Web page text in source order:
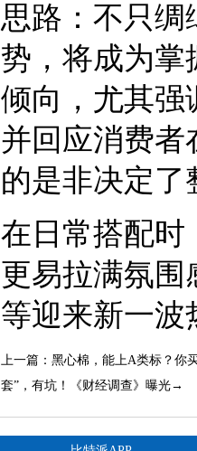
思路：不只绸
势，将成为掌
倾向，尤其强
并回应消费者
的是非决定
在日常搭配时
更易拉满氛围
等迎来新一波
上一篇： 黑心棉，能上A类标？你
套”，有坑！《财经调查》曝光→